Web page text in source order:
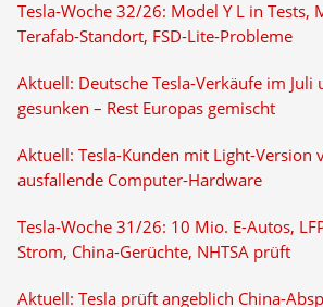
Tesla-Woche 32/26: Model Y L in Tests,
Terafab-Standort, FSD-Lite-Probleme
Aktuell: Deutsche Tesla-Verkäufe im Juli
gesunken – Rest Europas gemischt
Aktuell: Tesla-Kunden mit Light-Version
ausfallende Computer-Hardware
Tesla-Woche 31/26: 10 Mio. E-Autos,
Strom, China-Gerüchte, NHTSA prüft
Aktuell: Tesla prüft angeblich China-